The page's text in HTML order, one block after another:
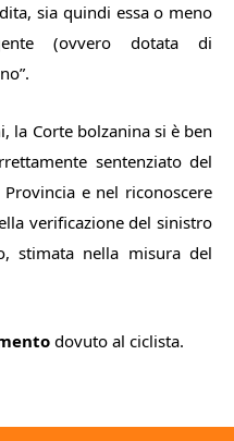
sia quindi essa o meno
(ovvero dotata di
la Corte bolzanina si è ben
sentenziato del
e nel riconoscere
verificazione del sinistro
stimata nella misura del
dovuto al ciclista.